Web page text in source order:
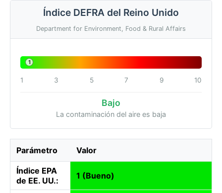
Índice DEFRA del Reino Unido
Department for Environment, Food & Rural Affairs
1
1 3 5 7 9 10
Bajo
La contaminación del aire es baja
Parámetro Valor
Índice EPA
de EE. UU.:
1 (Bueno)